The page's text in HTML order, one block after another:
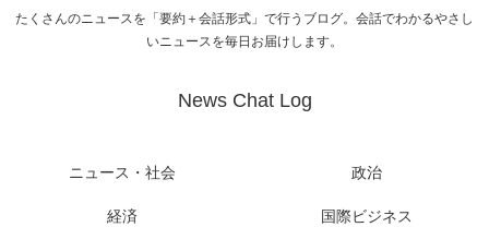
たくさんのニュースを「要約＋会話形式」で行うブログ。会話でわかるやさし
いニュースを毎日お届けします。
News Chat Log
ニュース・社会 政治
経済 国際ビジネス